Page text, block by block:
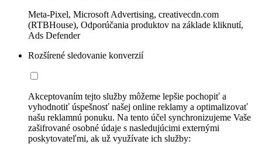
Meta-Pixel, Microsoft Advertising, creativecdn.com
(RTBHouse), Odporúčania produktov na základe kliknutí,
Ads Defender
Rozšírené sledovanie konverzií
Akceptovaním tejto služby môžeme lepšie pochopiť a
vyhodnotiť úspešnosť našej online reklamy a optimalizovať
našu reklamnú ponuku. Na tento účel synchronizujeme Vaše
zašifrované osobné údaje s nasledujúcimi externými
poskytovateľmi, ak už využívate ich služby: